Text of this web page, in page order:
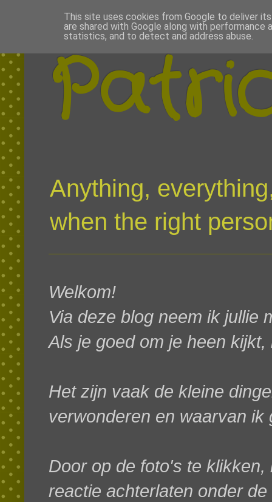
Anything,
when the right
Welkom!
Via deze blog neem ik jullie
Als je goed om je heen
Het zijn vaak de kleine
verwonderen en waarvan ik
Door op de foto's te
reactie achterlaten onder
This site uses cookies from Google to deliver
are shared with Google along with
statistics, and to detect and address abuse.